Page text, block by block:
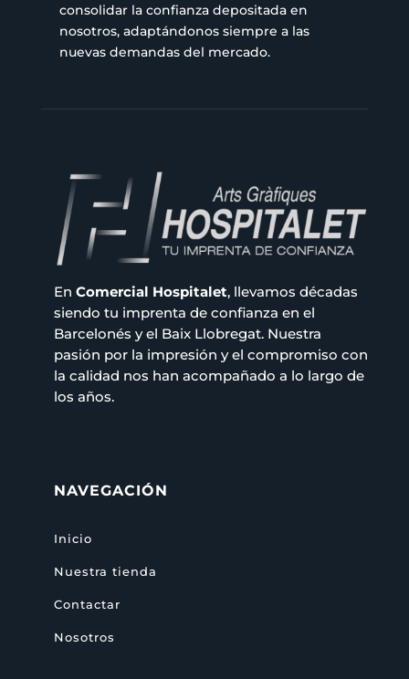
consolidar la confianza depositada en
nosotros, adaptándonos siempre a las
nuevas demandas del mercado.
En Comercial Hospitalet, llevamos décadas
siendo tu imprenta de confianza en el
Barcelonés y el Baix Llobregat. Nuestra
pasión por la impresión y el compromiso con
la calidad nos han acompañado a lo largo de
los años.
NAVEGACIÓN
Inicio
Nuestra tienda
Contactar
Nosotros